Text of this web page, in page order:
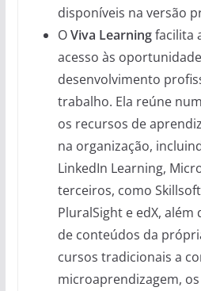
disponíveis na versão
OViva Learningfacilita
acesso às
desenvolvimento
trabalho. Ela reúne
os recursos de
na organização,
LinkedIn Learning,
terceiros, como
PluralSight e edX,
de conteúdos da
cursos tradicionais a
microaprendizagem,